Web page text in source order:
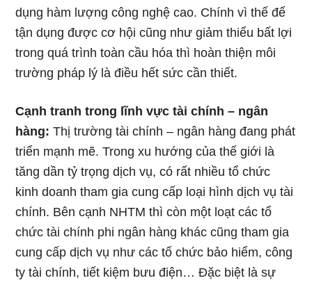
dụng hàm lượng công nghệ cao. Chính vì thế để
tận dụng được cơ hội cũng như giảm thiểu bất lợi
trong quá trình toàn cầu hóa thì hoàn thiện môi
trường pháp lý là điều hết sức cần thiết.
Cạnh tranh trong lĩnh vực tài chính – ngân
hàng: Thị trường tài chính – ngân hàng đang phát
triển mạnh mẽ. Trong xu hướng của thế giới là
tăng dần tỷ trọng dịch vụ, có rất nhiều tổ chức
kinh doanh tham gia cung cấp loại hình dịch vụ tài
chính. Bên cạnh NHTM thì còn một loạt các tổ
chức tài chính phi ngân hàng khác cũng tham gia
cung cấp dịch vụ như các tổ chức bảo hiểm, công
ty tài chính, tiết kiệm bưu điện… Đặc biệt là sự